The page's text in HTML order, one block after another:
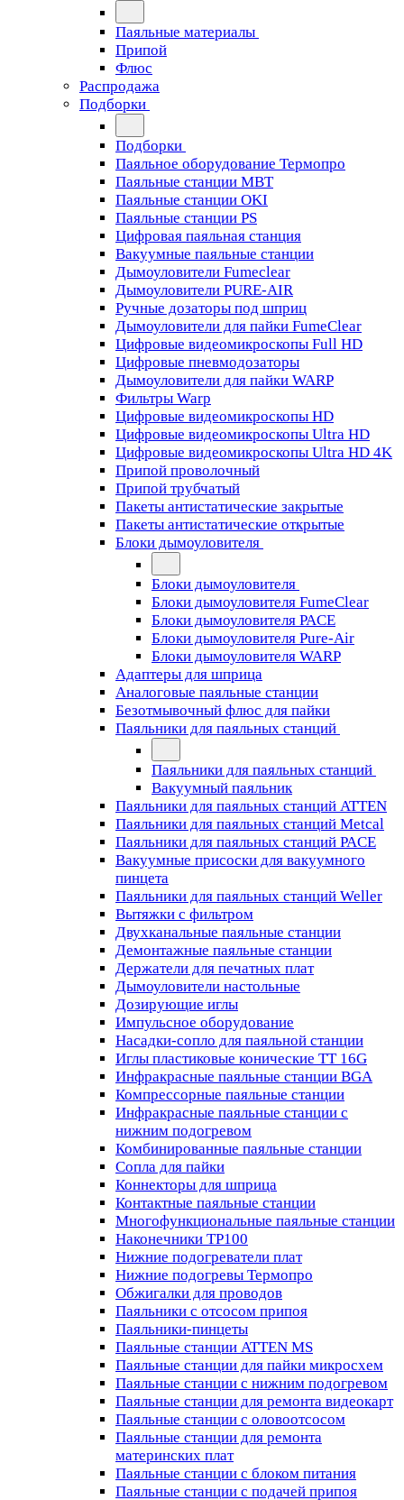
Паяльные материалы
Припой
Флюс
Распродажа
Подборки
Подборки
Паяльное оборудование Термопро
Паяльные станции MBT
Паяльные станции OKI
Паяльные станции PS
Цифровая паяльная станция
Вакуумные паяльные станции
Дымоуловители Fumeclear
Дымоуловители PURE-AIR
Ручные дозаторы под шприц
Дымоуловители для пайки FumeClear
Цифровые видеомикроскопы Full HD
Цифровые пневмодозаторы
Дымоуловители для пайки WARP
Фильтры Warp
Цифровые видеомикроскопы HD
Цифровые видеомикроскопы Ultra HD
Цифровые видеомикроскопы Ultra HD 4K
Припой проволочный
Припой трубчатый
Пакеты антистатические закрытые
Пакеты антистатические открытые
Блоки дымоуловителя
Блоки дымоуловителя
Блоки дымоуловителя FumeClear
Блоки дымоуловителя PACE
Блоки дымоуловителя Pure-Air
Блоки дымоуловителя WARP
Адаптеры для шприца
Аналоговые паяльные станции
Безотмывочный флюс для пайки
Паяльники для паяльных станций
Паяльники для паяльных станций
Вакуумный паяльник
Паяльники для паяльных станций ATTEN
Паяльники для паяльных станций Metcal
Паяльники для паяльных станций PACE
Вакуумные присоски для вакуумного
пинцета
Паяльники для паяльных станций Weller
Вытяжки с фильтром
Двухканальные паяльные станции
Демонтажные паяльные станции
Держатели для печатных плат
Дымоуловители настольные
Дозирующие иглы
Импульсное оборудование
Насадки-сопло для паяльной станции
Иглы пластиковые конические TT 16G
Инфракрасные паяльные станции BGA
Компрессорные паяльные станции
Инфракрасные паяльные станции с
нижним подогревом
Комбинированные паяльные станции
Сопла для пайки
Коннекторы для шприца
Контактные паяльные станции
Многофункциональные паяльные станции
Наконечники TP100
Нижние подогреватели плат
Нижние подогревы Термопро
Обжигалки для проводов
Паяльники с отсосом припоя
Паяльники-пинцеты
Паяльные станции ATTEN MS
Паяльные станции для пайки микросхем
Паяльные станции с нижним подогревом
Паяльные станции для ремонта видеокарт
Паяльные станции с оловоотсосом
Паяльные станции для ремонта
материнских плат
Паяльные станции с блоком питания
Паяльные станции с подачей припоя